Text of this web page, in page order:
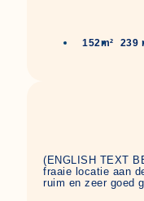
152m² 239
(ENGLISH TEXT
fraaie locatie aan
ruim en zeer goed